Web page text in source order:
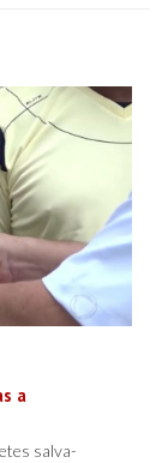
a
salva-